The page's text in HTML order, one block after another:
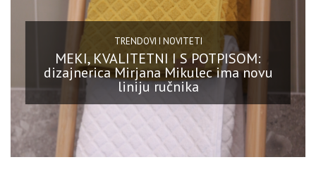
TRENDOVI I NOVITETI
MEKI, KVALITETNI I S POTPISOM:
dizajnerica Mirjana Mikulec ima novu
liniju ručnika